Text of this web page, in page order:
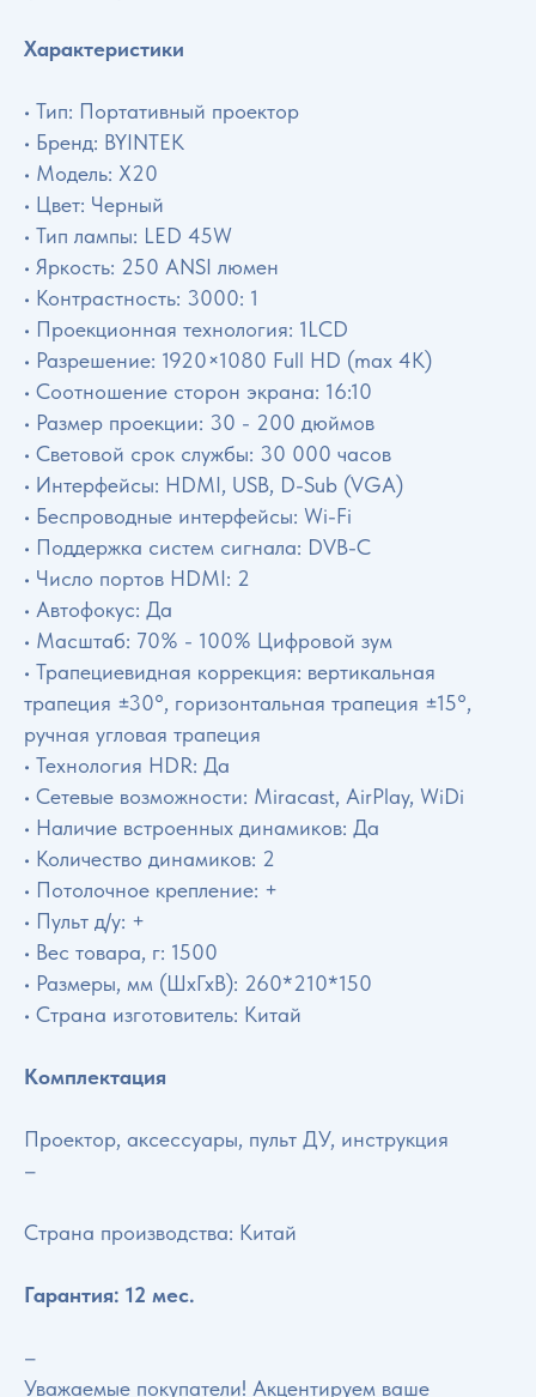
Характеристики
• Тип: Портативный проектор
• Бренд: BYINTEK
• Модель: X20
• Цвет: Черный
• Тип лампы: LED 45W
• Яркость: 250 ANSI люмен
• Контрастность: 3000: 1
• Проекционная технология: 1LCD
• Разрешение: 1920×1080 Full HD (max 4K)
• Соотношение сторон экрана: 16:10
• Размер проекции: 30 - 200 дюймов
• Световой срок службы: 30 000 часов
• Интерфейсы: HDMI, USB, D-Sub (VGA)
• Беспроводные интерфейсы: Wi-Fi
• Поддержка систем сигнала: DVB-C
• Число портов HDMI: 2
• Автофокус: Да
• Масштаб: 70% - 100% Цифровой зум
• Трапециевидная коррекция: вертикальная
трапеция ±30°, горизонтальная трапеция ±15°,
ручная угловая трапеция
• Технология HDR: Да
• Сетевые возможности: Miracast, AirPlay, WiDi
• Наличие встроенных динамиков: Да
• Количество динамиков: 2
• Потолочное крепление: +
• Пульт д/у: +
• Вес товара, г: 1500
• Размеры, мм (ШхГхВ): 260*210*150
• Страна изготовитель: Китай
Комплектация
Проектор, аксессуары, пульт ДУ, инструкция
–
Страна производства: Китай
Гарантия: 12 мес.
–
Уважаемые покупатели! Акцентируем ваше